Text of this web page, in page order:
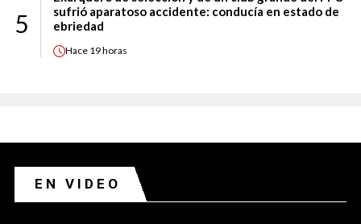
5
sufrió aparatoso accidente: conducía en estado de
ebriedad
Hace 19 horas
EN VIDEO